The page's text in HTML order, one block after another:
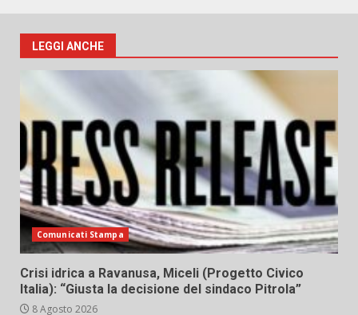
LEGGI ANCHE
Comunicati Stampa
Crisi idrica a Ravanusa, Miceli (Progetto Civico
Italia): “Giusta la decisione del sindaco Pitrola”
8 Agosto 2026